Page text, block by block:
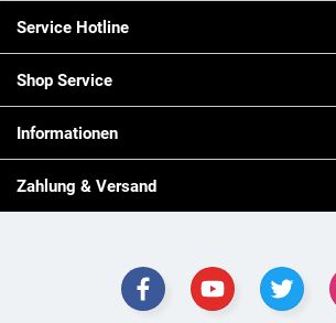
Service Hotline
Shop Service
Informationen
Zahlung & Versand